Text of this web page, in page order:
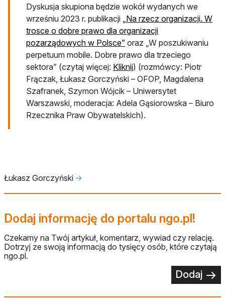
Dyskusja skupiona będzie wokół wydanych we
wrześniu 2023 r. publikacji „Na rzecz organizacji. W
trosce o dobre prawo dla organizacji
pozarządowych w Polsce”otwiera się w nowej karcie
oraz „W poszukiwaniu
perpetuum mobile. Dobre prawo dla trzeciego
sektora” (czytaj więcej: Kliknijotwiera się w nowej
) (rozmówcy: Piotr
Frączak, Łukasz Gorczyński – OFOP, Magdalena
Szafranek, Szymon Wójcik – Uniwersytet
Warszawski, moderacja: Adela Gąsiorowska – Biuro
Rzecznika Praw Obywatelskich).
Łukasz Gorczyński 🡢
Dodaj informację do portalu ngo.pl!
Czekamy na Twój artykuł, komentarz, wywiad czy relację.
Dotrzyj ze swoją informacją do tysięcy osób, które czytają
ngo.pl.
Dodaj